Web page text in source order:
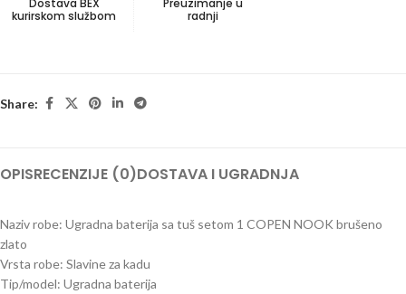
Dostava BEX
kurirskom službom
Preuzimanje u
radnji
Share:
OPISRECENZIJE (0)DOSTAVA I UGRADNJA
Naziv robe: Ugradna baterija sa tuš setom 1 COPEN NOOK brušeno
zlato
Vrsta robe: Slavine za kadu
Tip/model: Ugradna baterija